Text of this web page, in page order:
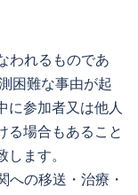
われるものであ
困難な事由が起
に参加者又は他人
る場合もあること
ます。
への移送・治療・